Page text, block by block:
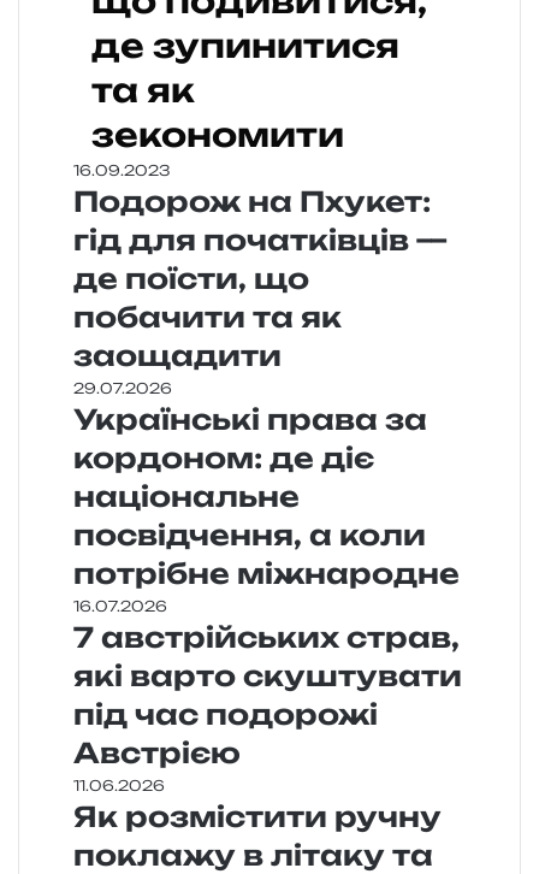
де зупинитися
та як
зекономити
16.09.2023
Подорож на Пхукет:
гід для початківців —
де поїсти, що
побачити та як
заощадити
29.07.2026
Українські права за
кордоном: де діє
національне
посвідчення, а коли
потрібне міжнародне
16.07.2026
7 австрійських страв,
які варто скуштувати
під час подорожі
Австрією
11.06.2026
Як розмістити ручну
поклажу в літаку та